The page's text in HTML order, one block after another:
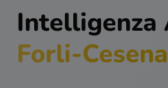
Forli-Cesena